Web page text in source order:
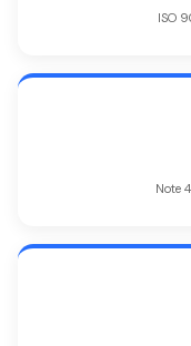
ISO
Note